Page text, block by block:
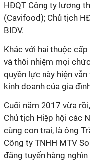
HĐQT Công ty lương
(Cavifood); Chủ tịch
BIDV.
Khác với hai thuộc
và thôi nhiệm mọi
quyền lực này hiện
kinh doanh của gia
Cuối năm 2017 vừa
Chủ tịch Hiệp hội các
cùng con trai, là ông
Công ty TNHH MTV
đăng tuyển hàng nghìn